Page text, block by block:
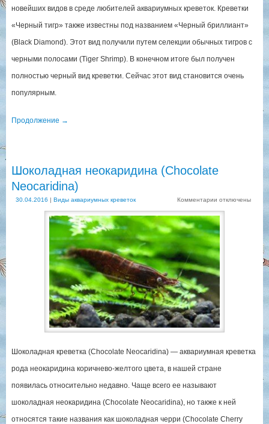
новейших видов в среде любителей аквариумных креветок. Креветки
«Черный тигр» также известны под названием «Черный бриллиант»
(Black Diamond). Этот вид получили путем селекции обычных тигров с
черными полосами (Tiger Shrimp). В конечном итоге был получен
полностью черный вид креветки. Сейчас этот вид становится очень
популярным.
Продолжение →
Шоколадная неокаридина (Chocolate
Neocaridina)
30.04.2016 Виды аквариумных креветок Комментарииотключены
Шоколадная креветка (Chocolate Neocaridina) — аквариумная креветка
рода неокаридина коричнево-желтого цвета, в нашей стране
появилась относительно недавно. Чаще всего ее называют
шоколадная неокаридина (Chocolate Neocaridina), но также к ней
относятся такие названия как шоколадная черри (Chocolate Cherry